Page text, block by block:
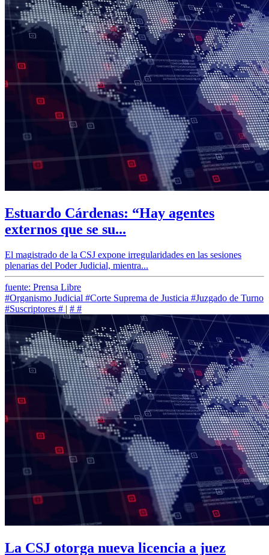
Estuardo Cárdenas: “Hay agentes
externos que se su...
El magistrado de la CSJ expone irregularidades en las sesiones
plenarias del Poder Judicial, mientra...
fuente: Prensa Libre
#Organismo Judicial #Corte Suprema de Justicia #Juzgado de Turno
#Suscriptores # | # #
La CSJ otorga nueva licencia a juez